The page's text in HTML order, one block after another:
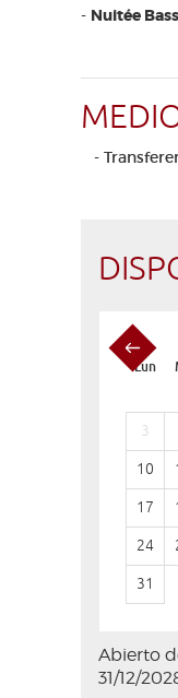
- Nuitée
-
Lun
3
10
17
24
31
Abierto
31/12/